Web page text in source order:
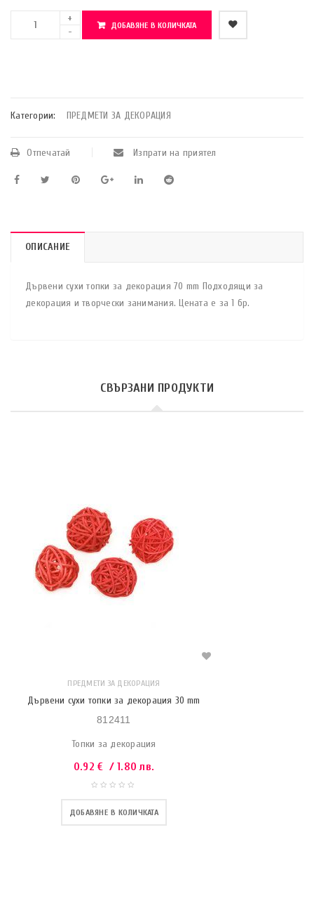
ДОБАВЯНЕ В КОЛИЧКАТА
Категории: ПРЕДМЕТИ ЗА ДЕКОРАЦИЯ
Отпечатай Изпрати на приятел
ОПИСАНИЕ
Дървени сухи топки за декорация 70 mm Подходящи за
декорация и творчески занимания. Цената е за 1 бр.
СВЪРЗАНИ ПРОДУКТИ
ПРЕДМЕТИ ЗА ДЕКОРАЦИЯ
Дървени сухи топки за декорация 30 mm
812411
Топки за декорация
0.92€ / 1.80 лв.
ДОБАВЯНЕ В КОЛИЧКАТА